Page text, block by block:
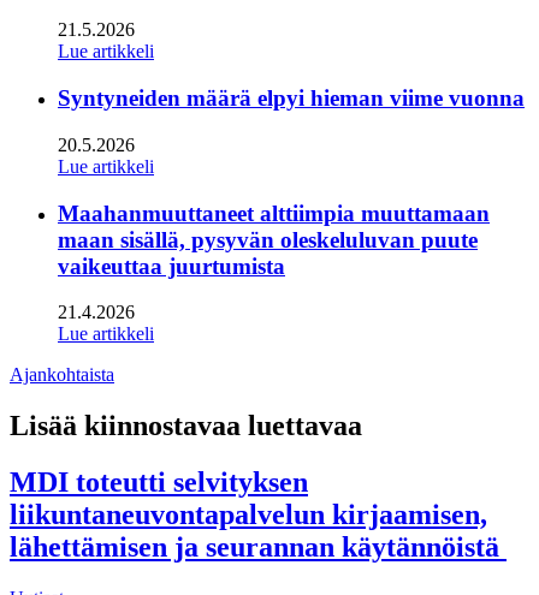
21.5.2026
Lue artikkeli
Syntyneiden määrä elpyi hieman viime vuonna
20.5.2026
Lue artikkeli
Maahanmuuttaneet alttiimpia muuttamaan
maan sisällä, pysyvän oleskeluluvan puute
vaikeuttaa juurtumista
21.4.2026
Lue artikkeli
Ajankohtaista
Lisää kiinnostavaa luettavaa
MDI toteutti selvityksen
liikuntaneuvontapalvelun kirjaamisen,
lähettämisen ja seurannan käytännöistä